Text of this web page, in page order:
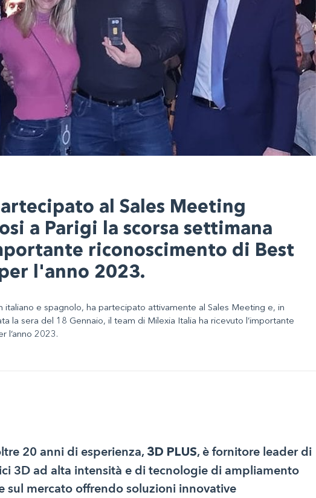
al Sales Meeting
a Parigi la scorsa settimana
riconoscimento di Best
l'anno 2023.
italiano e spagnolo, ha partecipato attivamente al Sales Meeting e, in
la sera del 18 Gennaio, il team di Milexia Italia ha ricevuto l’importante
l’anno 2023.
20 anni di esperienza, 3D PLUS, è fornitore leader di
3D ad alta intensità e di tecnologie di ampliamento
sul mercato offrendo soluzioni innovative